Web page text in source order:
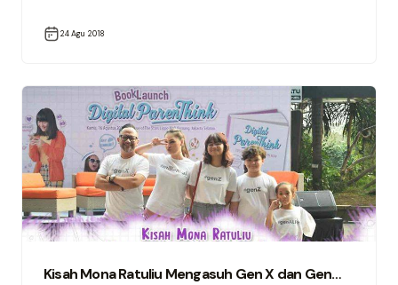
24 Agu 2018
Kisah Mona Ratuliu Mengasuh Gen X dan Gen…